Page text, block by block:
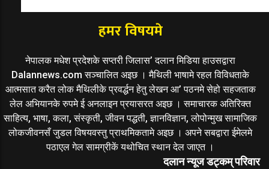
हमर विषयमे
नेपालक मधेश प्रदेशके सप्तरी जिलास’ दलान मिडिया हाउसद्वारा
Dalannews.com सञ्चालित अइछ । मैथिली भाषामे रहल विविधताके
आत्मसात करैत लोक मैथिलीके प्रवर्द्धन हेतु लेखन आ’ पठनमे सेहो सहजताक
लेल अभियानके रुपमे ई अनलाइन प्रयासरत अइछ । समाचारक अतिरिक्त
साहित्य, भाषा, कला, संस्कृती, जीवन पद्धती, ज्ञानविज्ञान, लोपोन्मुख सामाजिक
लोकजीवनसँ जुडल विषयवस्तु प्राथमिकतामे अइछ । अपने सबद्वारा ईमेलमे
पठाएल गेल सामग्रीकें यथोचित स्थान देल जाएत ।
दलान न्यूज डट्कम् परिवार